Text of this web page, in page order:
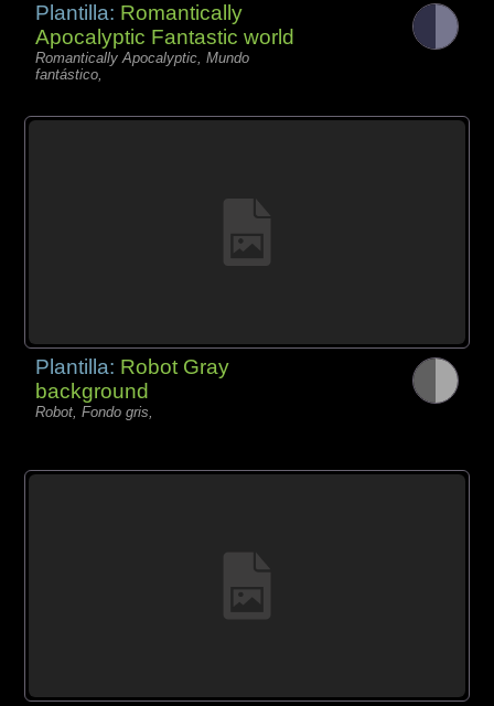
Plantilla: Romantically
Apocalyptic Fantastic world
Romantically Apocalyptic, Mundo
fantástico,
Plantilla: Robot Gray
background
Robot, Fondo gris,